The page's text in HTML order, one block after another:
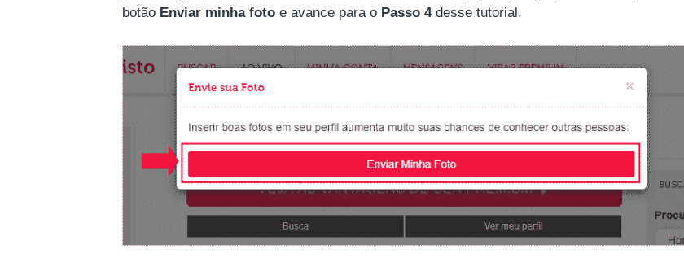
botão Enviar minha fotoe avance para o Passo 4desse tutorial.